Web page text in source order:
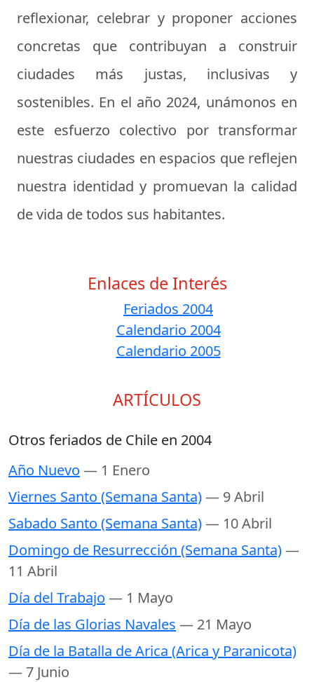
reflexionar, celebrar y proponer acciones
concretas que contribuyan a construir
ciudades más justas, inclusivas y
sostenibles. En el año 2024, unámonos en
este esfuerzo colectivo por transformar
nuestras ciudades en espacios que reflejen
nuestra identidad y promuevan la calidad
de vida de todos sus habitantes.
Enlaces de Interés
Feriados 2004
Calendario 2004
Calendario 2005
ARTÍCULOS
Otros feriados de Chile en 2004
Año Nuevo — 1 Enero
Viernes Santo (Semana Santa)— 9 Abril
Sabado Santo (Semana Santa)— 10 Abril
Domingo de Resurrección (Semana Santa)—
11 Abril
Día del Trabajo — 1 Mayo
Día de las Glorias Navales — 21 Mayo
Día de la Batalla de Arica (Arica y Paranicota)
— 7 Junio